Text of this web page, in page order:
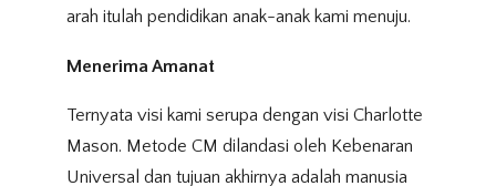
arah itulah pendidikan anak-anak kami menuju.
Menerima Amanat
Ternyata visi kami serupa dengan visi Charlotte
Mason. Metode CM dilandasi oleh Kebenaran
Universal dan tujuan akhirnya adalah manusia